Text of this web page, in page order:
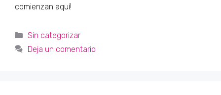
comienzan aquí!
Categorías
Sin categorizar
Deja un comentario